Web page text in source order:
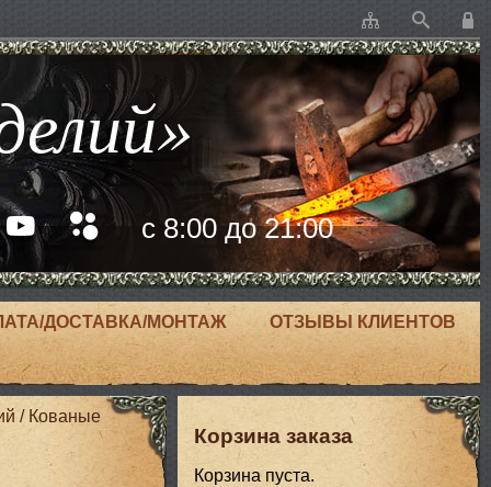
с 8:00 до 21:00
ДОСТАВКА/МОНТАЖ ОТЗЫВЫ КЛИЕНТОВ
/ Кованые
Корзина заказа
Корзина пуста.